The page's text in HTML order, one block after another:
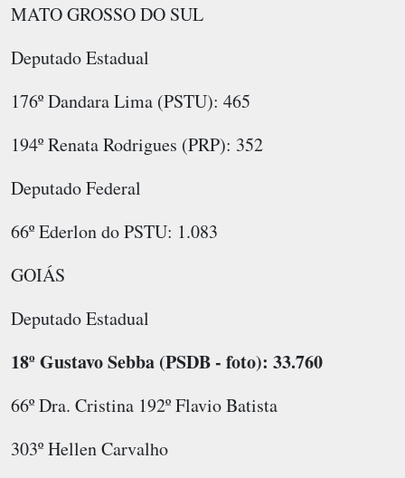
MATO GROSSO DO SUL
Deputado Estadual
176º Dandara Lima (PSTU): 465
194º Renata Rodrigues (PRP): 352
Deputado Federal
66º Ederlon do PSTU: 1.083
GOIÁS
Deputado Estadual
18º Gustavo Sebba (PSDB - foto): 33.760
66º Dra. Cristina 192º Flavio Batista
303º Hellen Carvalho